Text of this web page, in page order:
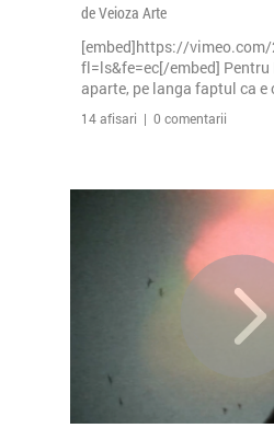
de Veioza Arte
[embed]https://vimeo.com/
fl=ls&fe=ec[/embed]
aparte, pe langa faptul ca
14 afisari | 0 comentarii